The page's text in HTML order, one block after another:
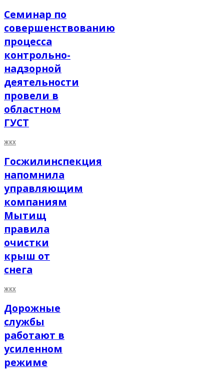
Семинар по
совершенствованию
процесса
контрольно-
надзорной
деятельности
провели в
областном
ГУСТ
ЖКХ
Госжилинспекция
напомнила
управляющим
компаниям
Мытищ
правила
очистки
крыш от
снега
ЖКХ
Дорожные
службы
работают в
усиленном
режиме